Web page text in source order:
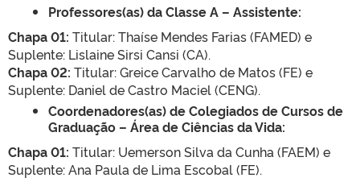
Professores(as) da Classe A – Assistente:
Chapa 01: Titular: Thaíse Mendes Farias (FAMED) e
Suplente: Lislaine Sirsi Cansi (CA).
Chapa 02: Titular: Greice Carvalho de Matos (FE) e
Suplente: Daniel de Castro Maciel (CENG).
Coordenadores(as) de Colegiados de Cursos de
Graduação – Área de Ciências da Vida:
Chapa 01: Titular: Uemerson Silva da Cunha (FAEM) e
Suplente: Ana Paula de Lima Escobal (FE).